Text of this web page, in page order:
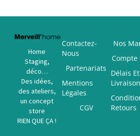
Home
Staging,
déco…
Des idées,
des ateliers,
un concept
store
RIEN QUE ÇA !
Contactez-
Nous
Partenariats
Mentions
Légales
CGV
Nos
Compte
Délais Et
Retours